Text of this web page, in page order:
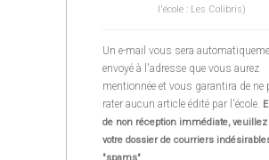
l'école : Les Colibris)
Un e-mail vous sera
envoyé à l'adresse que vous aurez
mentionnée et vous garantira de ne
rater aucun article édité par l'école.
de non réception immédiate,
votre dossier de courriers
"spams"